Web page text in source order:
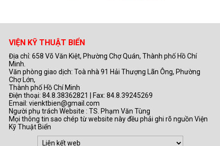
VIỆN KỸ THUẬT BIỂN
Địa chỉ: 658 Võ Văn Kiệt, Phường Chợ Quán, Thành phố Hồ Chí
Minh.
Văn phòng giao dịch: Toà nhà 91 Hải Thượng Lãn Ông, Phường
Chợ Lớn,
Thành phố Hồ Chí Minh
Điện thoại: 84.8.38362821 | Fax: 84.8.39245269
Email: vienktbien@gmail.com
Người phụ trách Website : TS. Phạm Văn Tùng
Mọi thông tin sao chép từ website này đều phải ghi rõ nguồn Viện
Kỹ Thuật Biển